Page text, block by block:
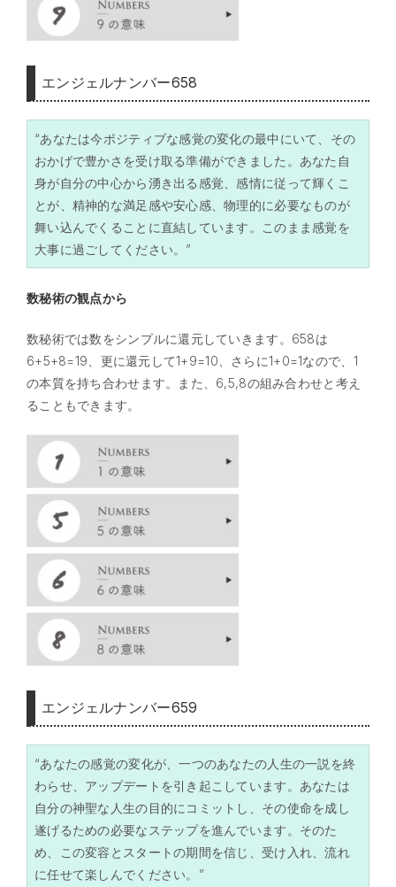
エンジェルナンバー658
“あなたは今ポジティブな感覚の変化の最中にいて、その
おかげで豊かさを受け取る準備ができました。あなた自
身が自分の中心から湧き出る感覚、感情に従って輝くこ
とが、精神的な満足感や安心感、物理的に必要なものが
舞い込んでくることに直結しています。このまま感覚を
大事に過ごしてください。”
数秘術の観点から
数秘術では数をシンプルに還元していきます。658は
6+5+8=19、更に還元して1+9=10、さらに1+0=1なので、1
の本質を持ち合わせます。また、6,5,8の組み合わせと考え
ることもできます。
エンジェルナンバー659
“あなたの感覚の変化が、一つのあなたの人生の一説を終
わらせ、アップデートを引き起こしています。あなたは
自分の神聖な人生の目的にコミットし、その使命を成し
遂げるための必要なステップを進んでいます。そのた
め、この変容とスタートの期間を信じ、受け入れ、流れ
に任せて楽しんでください。”